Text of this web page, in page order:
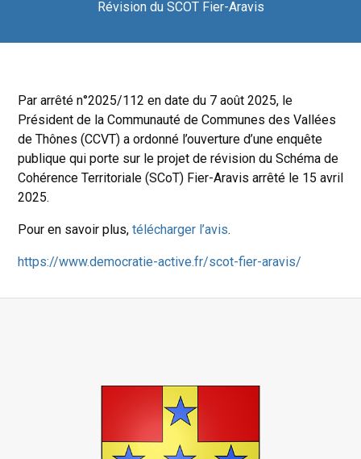
Révision du SCOT Fier-Aravis
Par arrêté n°2025/112 en date du 7 août 2025, le
Président de la Communauté de Communes des Vallées
de Thônes (CCVT) a ordonné l’ouverture d’une enquête
publique qui porte sur le projet de révision du Schéma de
Cohérence Territoriale (SCoT) Fier-Aravis arrêté le 15 avril
2025.
Pour en savoir plus, télécharger l’avis.
https://www.democratie-active.fr/scot-fier-aravis/